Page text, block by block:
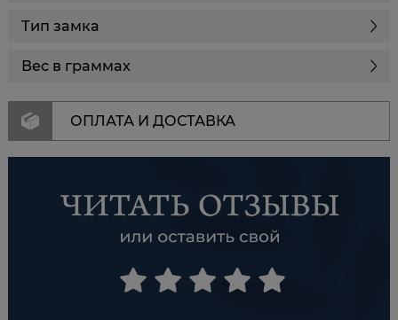
Тип замка
Вес в граммах
ОПЛАТА И ДОСТАВКА